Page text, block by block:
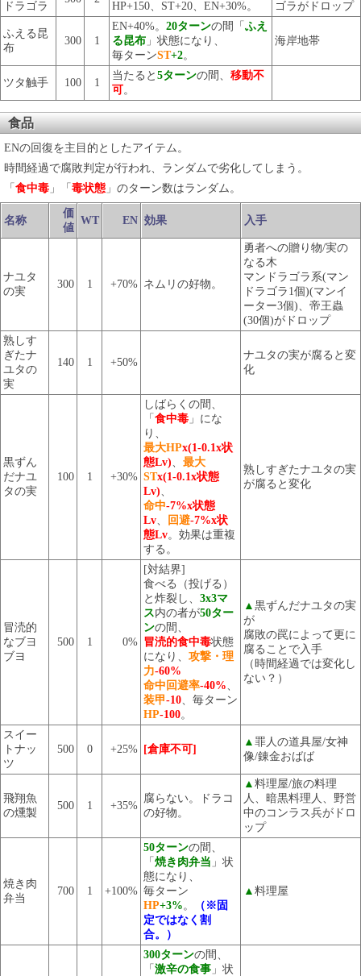
ドラゴラ HP+150、ST+20、EN+30%。 ゴラがドロップ
ふえる昆
布
300 1
EN+40%。 20ターンの間「ふえ
る昆布 」状態になり、
毎ターンST+2。
海岸地帯
ツタ触手 100 1
当たると 5ターンの間、 移動不
可。
食品
ENの回復を主目的としたアイテム。
時間経過で腐敗判定が行われ、ランダムで劣化してしまう。
「食中毒 」「毒状態 」のターン数はランダム。
名称
価
値
WT EN 効果 入手
ナユタ
の実
300 1 +70% ネムリの好物。
勇者への贈り物/実の
なる木
マンドラゴラ系(マン
ドラゴラ1個)(マンイ
ーター3個)、帝王蟲
(30個)がドロップ
熟しす
ぎたナ
ユタの
実
140 1 +50%
ナユタの実が腐ると変
化
黒ずん
だナユ
タの実
100 1 +30%
しばらくの間、
「食中毒 」にな
り、
最大HPx(1-0.1x状
態Lv)
最大
STx(1-0.1x状態
Lv)
命中-7%x状態
Lv
回避-7%x状
態Lv。効果は重複
する。
熟しすぎたナユタの実
が腐ると変化
冒涜的
なブヨ
ブヨ
500 1 0%
[対結界]
食べる（投げる）
と炸裂し、 3x3マ
ス内の者が50ター
ンの間、
冒涜的食中毒状態
になり、 攻撃・理
力-60%
命中回避率-40%
装甲-10 、毎ターン
HP-100。
▲ 黒ずんだナユタの実
が
腐敗の罠によって更に
腐ることで入手
（時間経過では変化し
ない？）
スイー
トナッ
ツ
500 0 +25% [倉庫不可]
▲ 罪人の道具屋/女神
像/錬金おばば
飛翔魚
の燻製
500 1 +35%
腐らない。ドラコ
の好物。
▲ 料理屋/旅の料理
人、暗黒料理人、野営
中のコンラス兵がドロ
ップ
焼き肉
弁当
700 1 +100%
50ターンの間、
「焼き肉弁当 」状
態になり、
毎ターン
HP+3% 。
（※固
定ではなく割
合。）
▲ 料理屋
300ターンの間、
「激辛の食事 」状